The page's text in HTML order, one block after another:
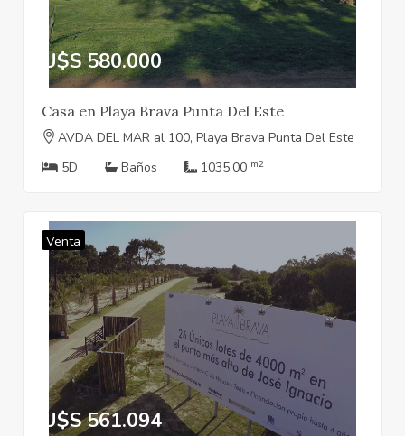
U$S 580.000
Casa en Playa Brava Punta Del Este
AVDA DEL MAR al 100, Playa Brava Punta Del Este
5D
Baños 1035.00 m2
Venta
U$S 561.094